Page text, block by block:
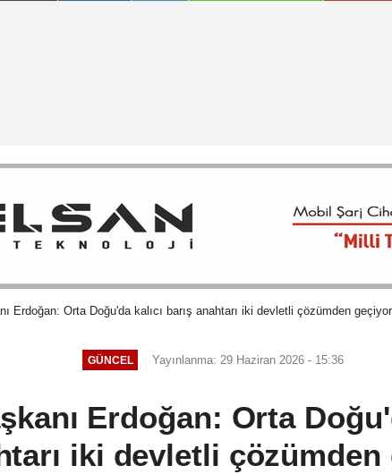
Erdoğan: Orta Doğu'da kalıcı barış anahtarı iki devletli çözümden geçiyor
GÜNCEL Yayınlanma: 29 Haziran 2026 - 15:36
Erdoğan: Orta
iki devletli